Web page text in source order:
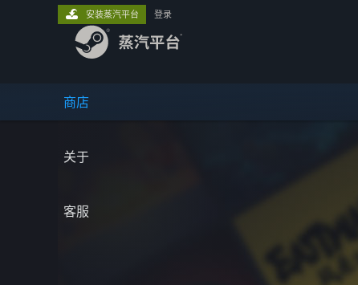
商店
关于
客服
安装蒸汽平台 登录